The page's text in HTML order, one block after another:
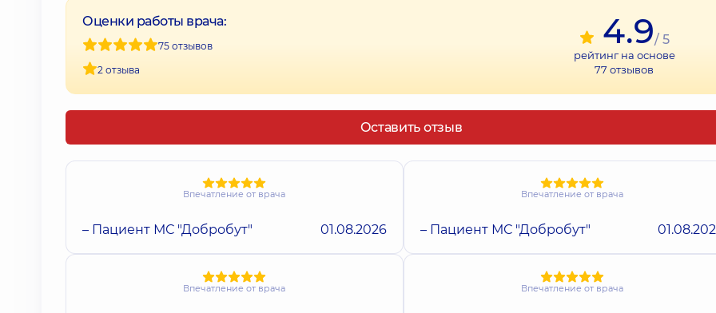
Оценки работы врача:
75 отзывов
2 отзыва
4.9/ 5
рейтинг на основе
77 отзывов
Оставить отзыв
Впечатление от врача
– Пациент МС "Добробут" 01.08.2026
Впечатление от врача
– Пациент МС "Добробут"
Впечатление от врача Впечатление от врача